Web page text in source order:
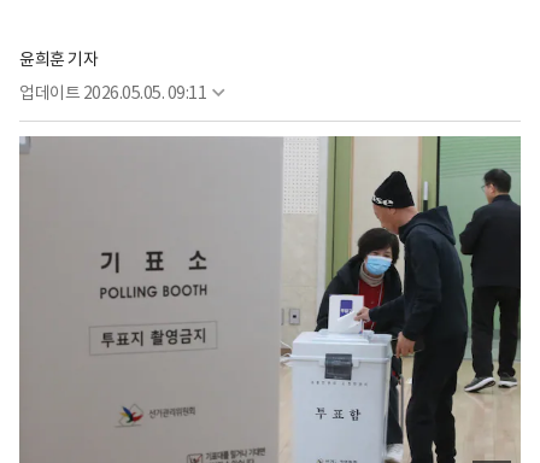
윤희훈 기자
업데이트 2026.05.05. 09:11